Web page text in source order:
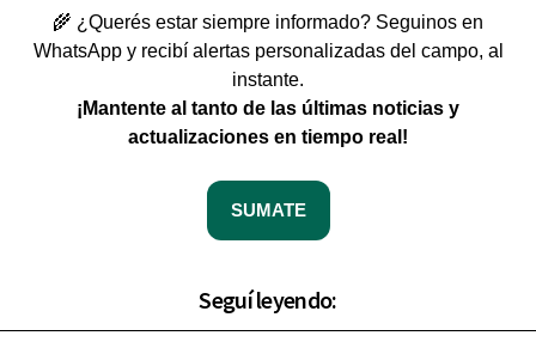
🌾 ¿Querés estar siempre informado? Seguinos en
WhatsApp y recibí alertas personalizadas del campo, al
instante.
¡Mantente al tanto de las últimas noticias y
actualizaciones en tiempo real!
SUMATE
Seguí leyendo: